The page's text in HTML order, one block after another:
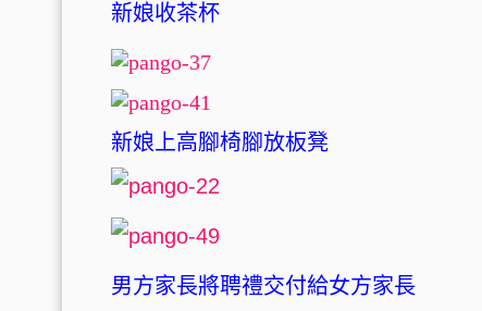
新娘收茶杯
新娘上高腳椅腳放板凳
男方家長將聘禮交付給女方家長